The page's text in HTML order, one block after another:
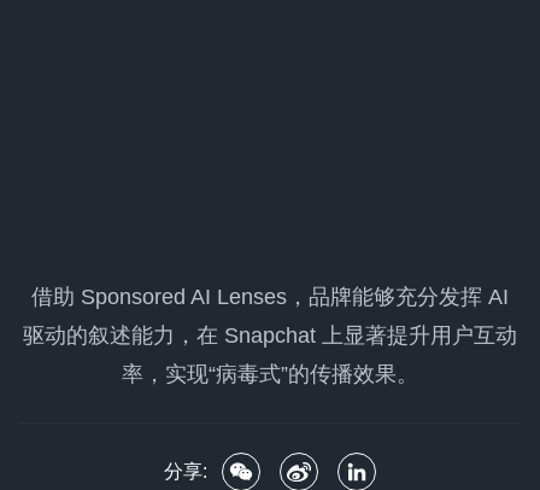
借助 Sponsored AI Lenses，品牌能够充分发挥 AI
驱动的叙述能力，在 Snapchat 上显著提升用户互动
率，实现“病毒式”的传播效果。
分享: